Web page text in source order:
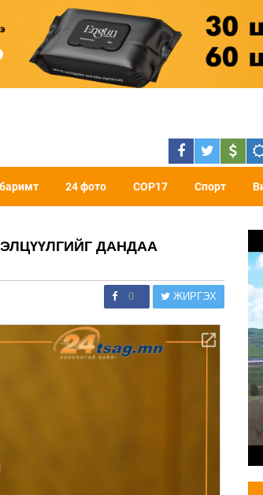
24 фото COP17 Спорт
ДАНДАА
0 ЖИРГЭХ